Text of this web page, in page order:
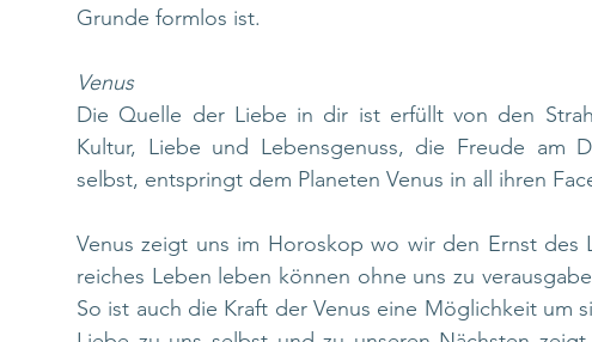
Grunde formlos ist.
Venus
Die Quelle der Liebe in dir ist erfüllt von den
Kultur, Liebe und Lebensgenuss, die Freude am
selbst, entspringt dem Planeten Venus in all ihren
Venus zeigt uns im Horoskop wo wir den Ernst des
reiches Leben leben können ohne uns zu
So ist auch die Kraft der Venus eine Möglichkeit um